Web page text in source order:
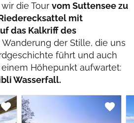
die Tour vom Suttensee zu
mit
das Kalkriff des
Wanderung der Stille, die uns
führt und auch
Höhepunkt aufwartet:
Wasserfall.
favorite favorite